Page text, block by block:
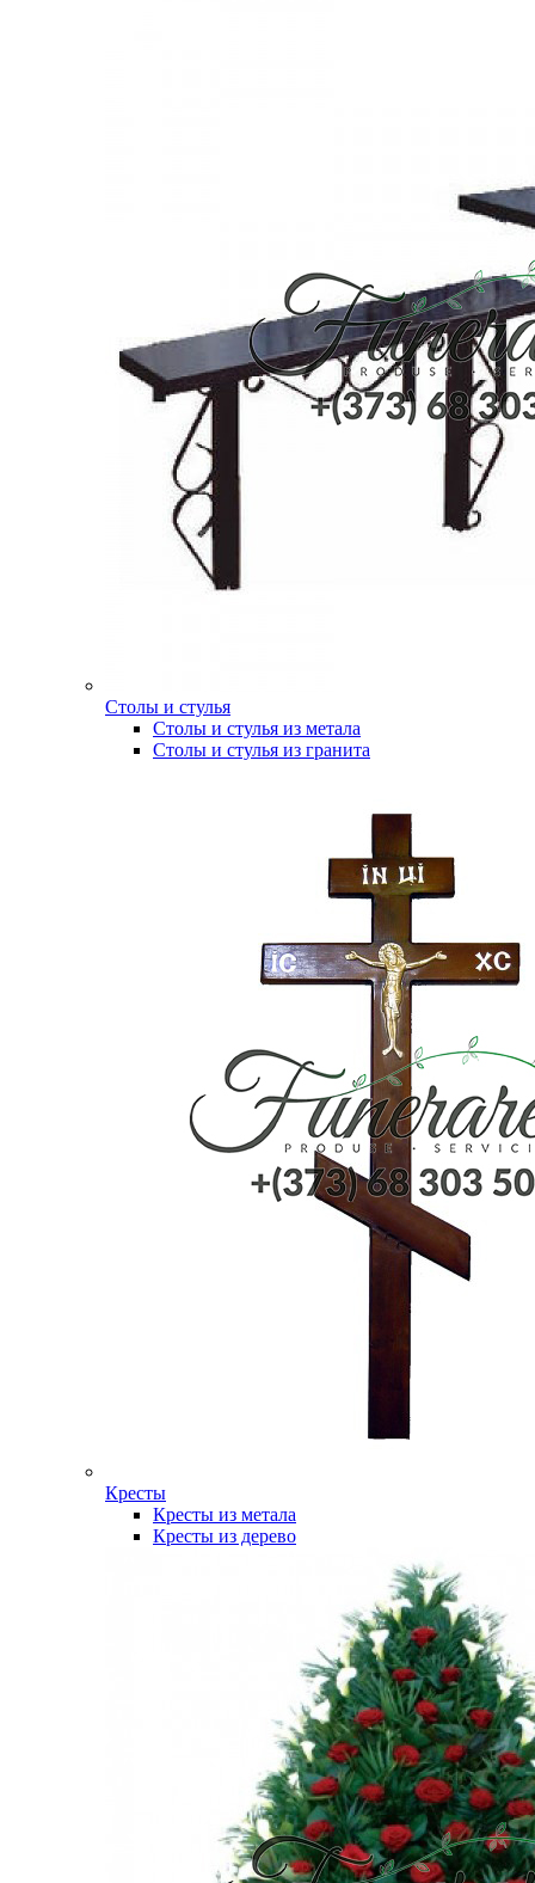
Столы и стулья
Столы и стулья из метала
Столы и стулья из гранита
Кресты
Кресты из метала
Кресты из дерево